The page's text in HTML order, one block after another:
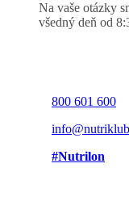
Na vaše otázky
všedný deň od
800 601 600
#Nutrilon